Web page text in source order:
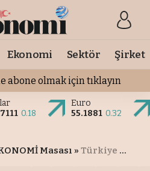
Ekonomi Sektör Şirket
abone olmak için tıklayın
0.18
Euro
55.1881 0.32
Masası »Türkiye ekonomisi son çeyrekte nasıl bir tablo çizer?